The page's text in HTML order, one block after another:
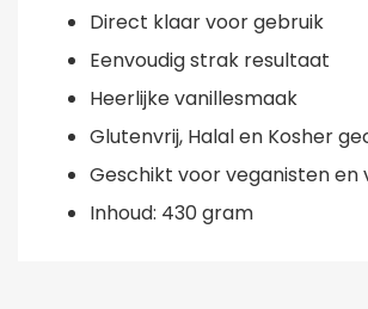
Direct klaar voor gebruik
Eenvoudig strak resultaat
Heerlijke vanillesmaak
Glutenvrij, Halal en Kosher
Geschikt voor veganisten en
Inhoud: 430 gram